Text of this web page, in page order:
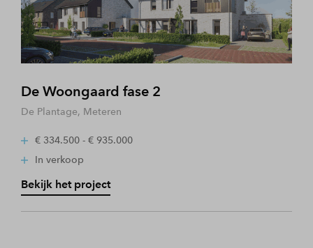
De Woongaard fase 2
De Plantage, Meteren
€ 334.500 - € 935.000
In verkoop
Bekijk het project